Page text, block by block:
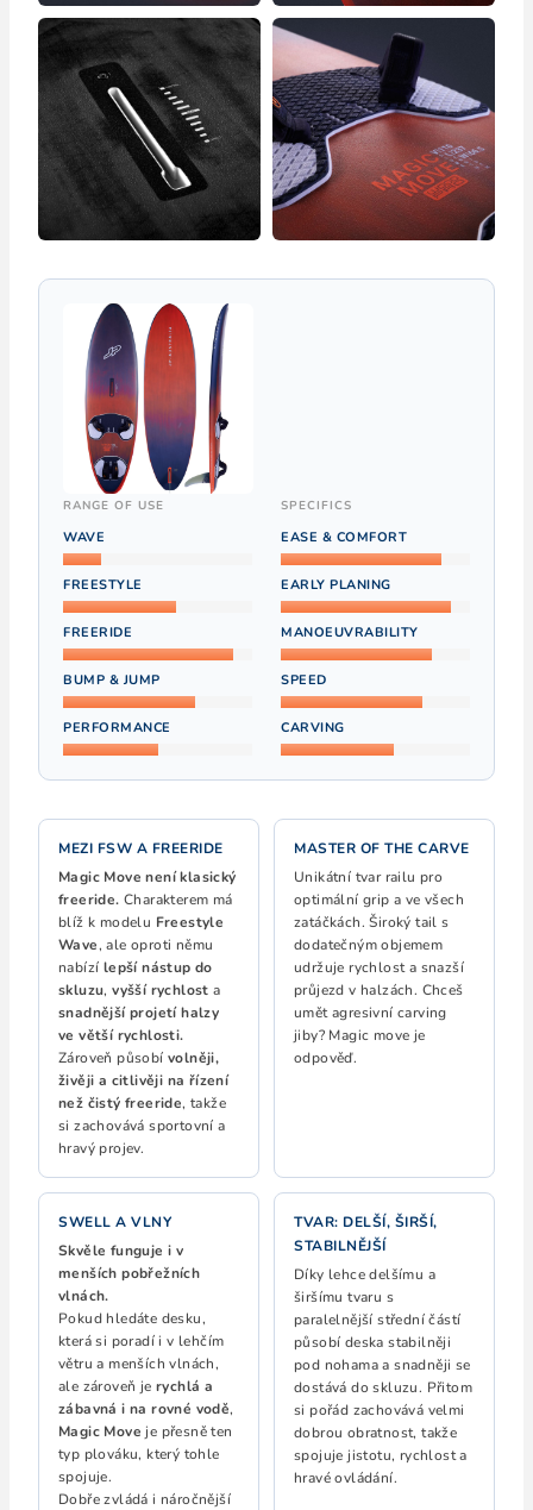
RANGE OF USE
WAVE
FREESTYLE
FREERIDE
BUMP & JUMP
PERFORMANCE
SPECIFICS
EASE & COMFORT
EARLY PLANING
MANOEUVRABILITY
SPEED
CARVING
MEZI FSW A FREERIDE
Magic Move není klasický
freeride. Charakterem má
blíž k modelu Freestyle
Wave, ale oproti němu
nabízí lepší nástup do
skluzu,vyšší rychlosta
snadnější projetí halzy
ve větší rychlosti.
Zároveň působí volněji,
živěji a citlivěji na řízení
než čistý freeride, takže
si zachovává sportovní a
hravý projev.
MASTER OF THE CARVE
Unikátní tvar railu pro
optimální grip a ve všech
zatáčkách. Široký tail s
dodatečným objemem
udržuje rychlost a snazší
průjezd v halzách. Chceš
umět agresivní carving
jiby? Magic move je
odpověď.
SWELL A VLNY
Skvěle funguje i v
menších pobřežních
vlnách.
Pokud hledáte desku,
která si poradí i v lehčím
větru a menších vlnách,
ale zároveň jerychlá a
zábavná i na rovné vodě,
Magic Move je přesně ten
typ plováku, který tohle
spojuje.
Dobře zvládá i náročnější
TVAR: DELŠÍ, ŠIRŠÍ,
STABILNĚJŠÍ
Díky lehce delšímu a
širšímu tvaru s
paralelnější střední částí
působí deska stabilněji
pod nohama a snadněji se
dostává do skluzu. Přitom
si pořád zachovává velmi
dobrou obratnost, takže
spojuje jistotu, rychlost a
hravé ovládání.